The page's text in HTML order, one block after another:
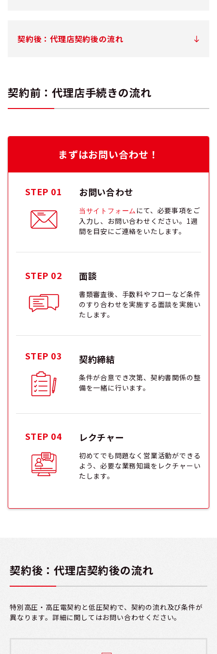
契約後：代理店契約後の流れ
契約前：代理店手続きの流れ
まずはお問い合わせ！
STEP 01 お問い合わせ
当サイトフォーム にて、必要事項をご
入力し、お問い合わせください。1週
間を目安にご連絡をいたします。
STEP 02 面談
書類審査後、手数料やフローなど条件
のすり合わせを実施する面談を実施い
たします。
STEP 03 契約締結
条件が合意でき次第、契約書関係の整
備を一緒に行います。
STEP 04 レクチャー
初めてでも問題なく営業活動ができる
よう、必要な業務知識をレクチャーい
たします。
契約後：代理店契約後の流れ
特別高圧・高圧電契約と低圧契約で、契約の流れ及び条件が
異なります。詳細に関してはお問い合わせください。